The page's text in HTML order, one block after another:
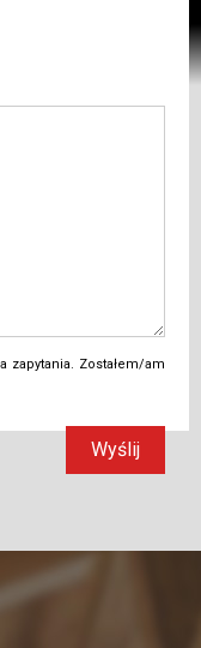
Zostałem/am